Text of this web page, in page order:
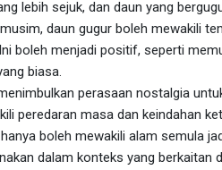
lebih sejuk, dan daun yang
daun gugur boleh mewakili
boleh menjadi positif, seperti
biasa.
perasaan nostalgia
peredaran masa dan keindahan
boleh mewakili alam semula
dalam konteks yang berkaitan